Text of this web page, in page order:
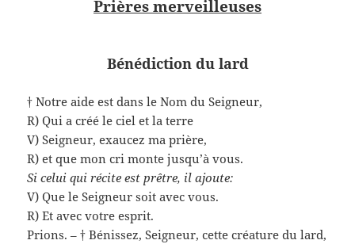
Prières merveilleuses
Bénédiction du lard
† Notre aide est dans le Nom du Seigneur,
R) Qui a créé le ciel et la terre
V) Seigneur, exaucez ma prière,
R) et que mon cri monte jusqu’à vous.
Si celui qui récite est prêtre, il ajoute:
V) Que le Seigneur soit avec vous.
R) Et avec votre esprit.
Prions. – † Bénissez, Seigneur, cette créature du lard,